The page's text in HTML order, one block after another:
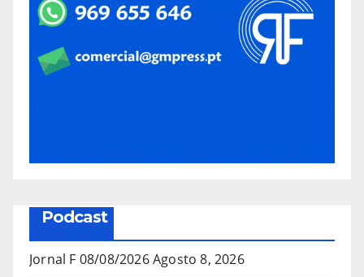
Podcast
Jornal F 08/08/2026Agosto 8, 2026